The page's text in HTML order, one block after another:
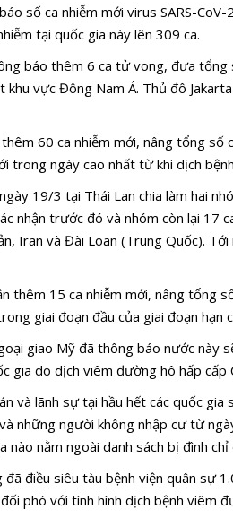
số ca nhiễm mới virus SARS-
tại quốc gia này lên 309 ca.
báo thêm 6 ca tử vong, đưa
khu vực Đông Nam Á. Thủ đô
60 ca nhiễm mới, nâng tổng số
trong ngày cao nhất từ khi dịch
19/3 tại Thái Lan chia làm hai
nhận trước đó và nhóm còn lại 17
Iran và Đài Loan (Trung Quốc).
thêm 15 ca nhiễm mới, nâng tổng
giai đoạn đầu của giai đoạn hạn
giao Mỹ đã thông báo nước này
gia do dịch viêm đường hô hấp cấp
và lãnh sự tại hầu hết các quốc gia
những người không nhập cư từ
nằm ngoài danh sách bị đình chỉ
điều siêu tàu bệnh viện quân sự
phó với tình hình dịch bệnh viêm